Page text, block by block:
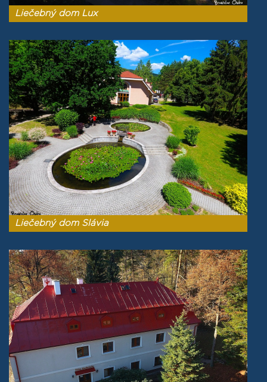
Liečebný dom Lux
Liečebný dom Slávia